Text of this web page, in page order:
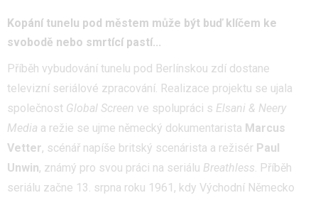
Kopání tunelu pod městem může být buď klíčem ke
svobodě nebo smrtící pastí...
Příběh vybudování tunelu pod Berlínskou zdí dostane
televizní seriálové zpracování. Realizace projektu se ujala
společnost Global Screen ve spolupráci s Elsani & Neery
Media a režie se ujme německý dokumentarista Marcus
Vetter, scénář napíše britský scenárista a režisér Paul
Unwin, známý pro svou práci na seriálu Breathless. Příběh
seriálu začne 13. srpna roku 1961, kdy Východní Německo